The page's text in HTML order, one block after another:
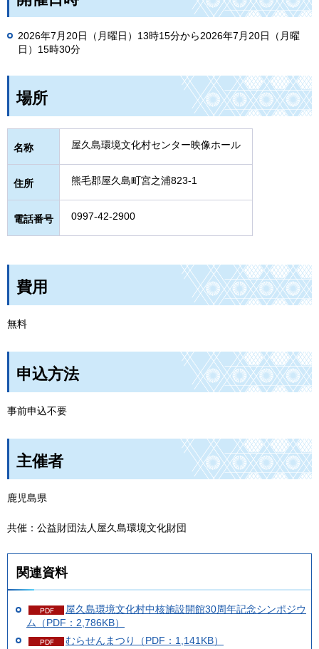
2026年7月20日（月曜日）13時15分から2026年7月20日（月曜
日）15時30分
場所
名称 屋久島環境文化村センター映像ホール
住所 熊毛郡屋久島町宮之浦823-1
電話番号 0997-42-2900
費用
無料
申込方法
事前申込不要
主催者
鹿児島県
共催：公益財団法人屋久島環境文化財団
関連資料
屋久島環境文化村中核施設開館30周年記念シンポジウ
ム（PDF：2,786KB）
むらせんまつり（PDF：1,141KB）